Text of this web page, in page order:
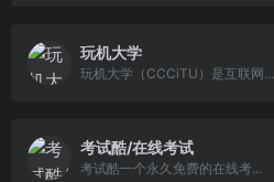
玩机大学
玩机大学（CCCiTU）是互联网...
考试酷/在线考试
考试酷一个永久免费的在线考...